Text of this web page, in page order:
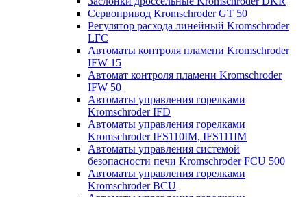
Cервопривод Kromschroder GT 50
Регулятор расхода линейный Kromschroder
LFC
Автоматы контроля пламени Kromschroder
IFW 15
Автомат контроля пламени Kromschroder
IFW 50
Автоматы управления горелками
Kromschroder IFD
Автоматы управления горелками
Kromschroder IFS110IM, IFS111IM
Автоматы управления системой
безопасности печи Kromschroder FCU 500
Автоматы управления горелками
Kromschroder BCU